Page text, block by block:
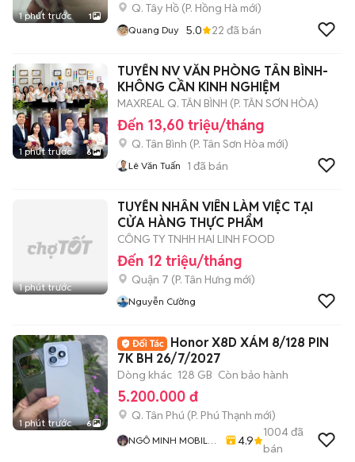
1 phút trước 1
Q. Tây Hồ (P. Hồng Hà mới)
Quang Duy 5.0 22 đã bán
1 phút trước 6
TUYỂN NV VĂN PHÒNG TÂN BÌNH-
KHÔNG CẦN KINH NGHIỆM
MAXREAL Q. TÂN BÌNH (P. TÂN SƠN HÒA)
Đến 13,60 triệu/tháng
Q. Tân Bình (P. Tân Sơn Hòa mới)
Lê Văn Tuấn 1 đã bán
1 phút trước
TUYỂN NHÂN VIÊN LÀM VIỆC TẠI
CỬA HÀNG THỰC PHẨM
CÔNG TY TNHH HAI LINH FOOD
Đến 12 triệu/tháng
Quận 7 (P. Tân Hưng mới)
Nguyễn Cường
1 phút trước 6
Honor X8D XÁM 8/128 PIN
7K BH 26/7/2027
Dòng khác 128 GB Còn bảo hành
5.200.000 đ
Q. Tân Phú (P. Phú Thạnh mới)
NGÔ MINH MOBILE
4.9
1004đã
bán